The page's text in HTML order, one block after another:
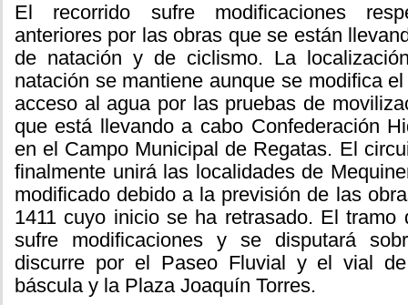
El recorrido sufre modificaciones
anteriores por las obras que se están
de natación y de ciclismo. La
natación se mantiene aunque se modifica
acceso al agua por las pruebas de
que está llevando a cabo Confederación
en el Campo Municipal de Regatas. El
finalmente unirá las localidades de
modificado debido a la previsión de las
1411 cuyo inicio se ha retrasado. El tramo
sufre modificaciones y se disputará
discurre por el Paseo Fluvial y el vial
báscula y la Plaza Joaquín Torres.